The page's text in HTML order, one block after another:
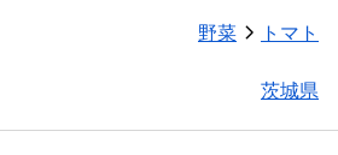
野菜 トマト
茨城県